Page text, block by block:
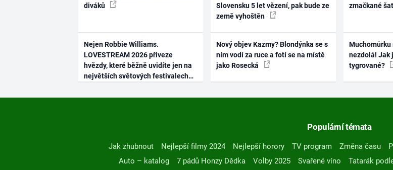
diváků
Nejen Robbie Williams.
LOVESTREAM 2026 přiveze
hvězdy, které běžně uvidíte jen na
největších světových festivalech
Slovensku 5 let vězení, pak bude ze
země vyhoštěn
Nový objev Kazmy? Blondýnka se s
ním vodí za ruce a fotí se na místě
jako Rosecká
zmačkané
Muchomůrku
nezdolá! Jak
tygrované?
Populární témata
Jak zhubnout Nejlepší filmy 2024 Nejlepší horory TV program Změna času
Auto – katalog
7 pádů Honzy Dědka Volby 2025 Svařené víno Tatarák